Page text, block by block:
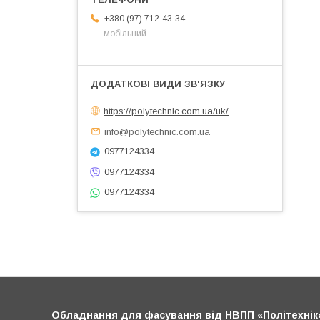
+380 (97) 712-43-34
мобільний
https://polytechnic.com.ua/uk/
info@polytechnic.com.ua
0977124334
0977124334
0977124334
Обладнання для фасування від НВПП